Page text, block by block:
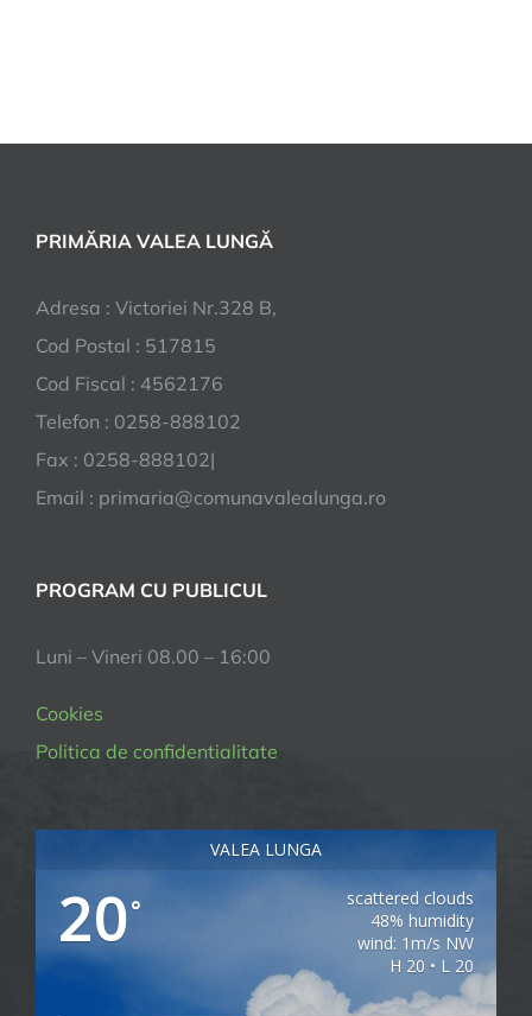
PRIMĂRIA VALEA LUNGĂ
Adresa : Victoriei Nr.328 B,
Cod Postal : 517815
Cod Fiscal : 4562176
Telefon : 0258-888102
Fax : 0258-888102|
Email : primaria@comunavalealunga.ro
PROGRAM CU PUBLICUL
Luni – Vineri 08.00 – 16:00
Cookies
Politica de confidentialitate
VALEA LUNGA
20°
scattered clouds
48% humidity
wind: 1m/s NW
H 20 • L 20